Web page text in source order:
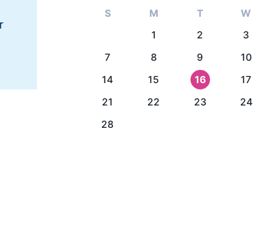
S M T W
1
2 3
7
8 9 10
14
15 16 17
21
22 23 24
28